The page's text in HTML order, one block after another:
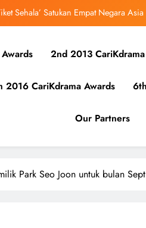
Sehala’ Satukan Empat Negara Asia
Penampilan Istimewa di Kuala Lumpur
Sehala’ Satukan Empat Negara Asia
2nd 2013
2016 CariKdrama Awards
Our Partners
Park Seo Joon untuk bulan